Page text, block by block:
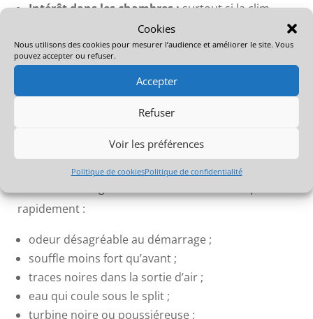
Cookies
Nous utilisons des cookies pour mesurer l’audience et améliorer le site. Vous
pouvez accepter ou refuser.
Accepter
Refuser
Voir les préférences
Politique de cookiesPolitique de confidentialité
Intérêt dans les chambres :surtout si la clim
Quand faire nettoyer la
climatisation d’une maison ?
chaleurs, au printemps ou au début de l’été.
rapidement :
odeur désagréable au démarrage ;
souffle moins fort qu’avant ;
traces noires dans la sortie d’air ;
eau qui coule sous le split ;
turbine noire ou poussiéreuse ;